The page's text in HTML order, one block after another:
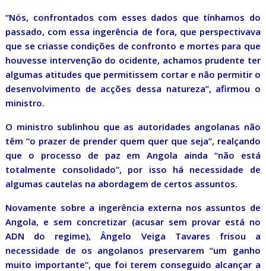
“Nós, confrontados com esses dados que tínhamos do
passado, com essa ingerência de fora, que perspectivava
que se criasse condições de confronto e mortes para que
houvesse intervenção do ocidente, achamos prudente ter
algumas atitudes que permitissem cortar e não permitir o
desenvolvimento de acções dessa natureza”, afirmou o
ministro.
O ministro sublinhou que as autoridades angolanas não
têm “o prazer de prender quem quer que seja”, realçando
que o processo de paz em Angola ainda “não está
totalmente consolidado”, por isso há necessidade de
algumas cautelas na abordagem de certos assuntos.
Novamente sobre a ingerência externa nos assuntos de
Angola, e sem concretizar (acusar sem provar está no
ADN do regime), Ângelo Veiga Tavares frisou a
necessidade de os angolanos preservarem “um ganho
muito importante”, que foi terem conseguido alcançar a